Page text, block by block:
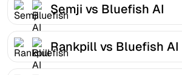
Semji vs Bluefish AI
Rankpill vs Bluefish AI